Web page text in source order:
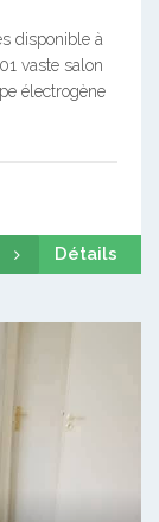
disponible à
vaste salon
électrogène
Détails